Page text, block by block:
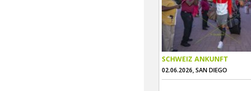
SCHWEIZ ANKUNFT
02.06.2026, SAN DIEGO